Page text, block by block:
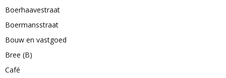
Boerhaavestraat
Boermansstraat
Bouw en vastgoed
Bree (B)
Café